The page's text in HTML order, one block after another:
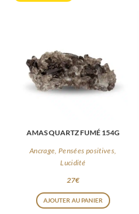
AMAS QUARTZ FUMÉ 154G
Ancrage, Pensées positives,
Lucidité
27€
AJOUTER AU PANIER